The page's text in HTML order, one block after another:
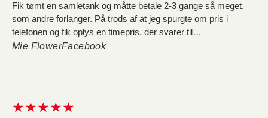
Fik tømt en samletank og måtte betale 2-3 gange så meget,
som andre forlanger. På trods af at jeg spurgte om pris i
telefonen og fik oplys en timepris, der svarer til
konkurrenternes, så løb regningen op i 4236 kr. Dels fordi de
vide, at de vil undersøge det og ringe tilbage, hvilket de ikke
Mie FlowerFacebook
★★★★★